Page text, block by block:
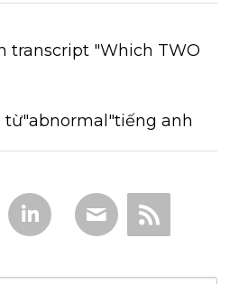
transcript "Which TWO
từ"abnormal"tiếng anh